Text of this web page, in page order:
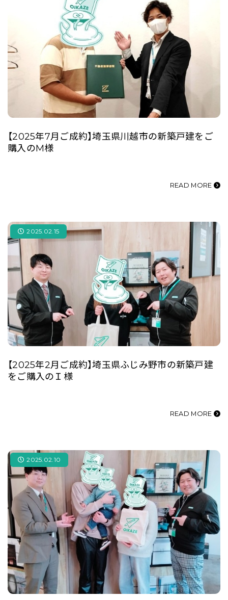
【2025年7月ご成約】埼玉県川越市の新築戸建をご
購入のM様
READ MORE
2025.02.15
【2025年2月ご成約】埼玉県ふじみ野市の新築戸建
をご購入のＩ様
READ MORE
2025.02.10